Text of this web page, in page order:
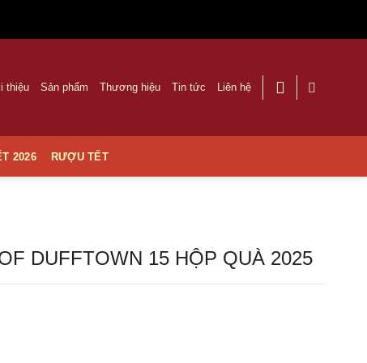
thiệu Sản phẩm Thương hiệu Tin tức Liên hệ
2026 RƯỢU TẾT
DUFFTOWN 15 HỘP QUÀ 2025